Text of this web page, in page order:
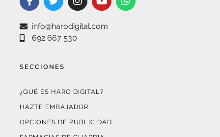
info@harodigital.com
692 667 530
SECCIONES
¿QUÉ ES HARO DIGITAL?
HAZTE EMBAJADOR
OPCIONES DE PUBLICIDAD